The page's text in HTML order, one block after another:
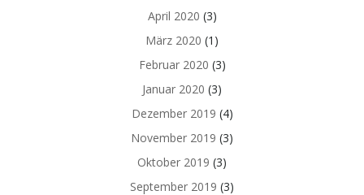
April 2020 (3)
März 2020 (1)
Februar 2020 (3)
Januar 2020 (3)
Dezember 2019 (4)
November 2019 (3)
Oktober 2019 (3)
September 2019 (3)